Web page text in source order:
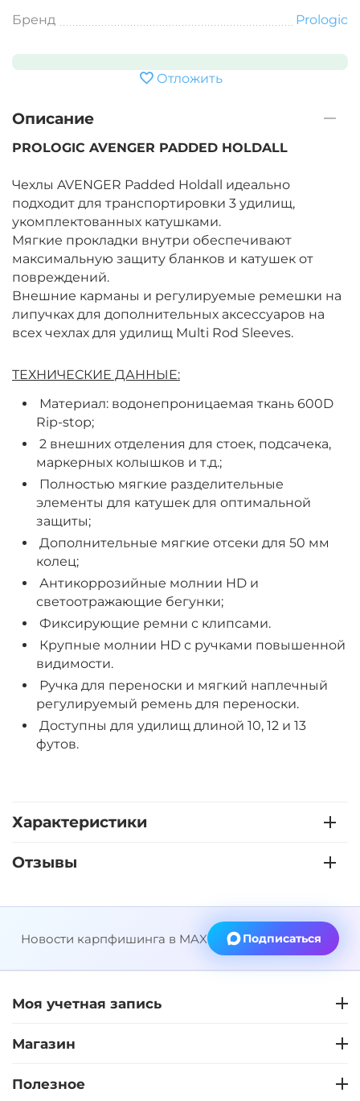
Бренд
Prologic
Отложить
Описание
PROLOGIC AVENGER PADDED HOLDALL
Чехлы AVENGER Padded Holdall идеально
подходит для транспортировки 3 удилищ,
укомплектованных катушками.
Мягкие прокладки внутри обеспечивают
максимальную защиту бланков и катушек от
повреждений.
Внешние карманы и регулируемые ремешки на
липучках для дополнительных аксессуаров на
всех чехлах для удилищ Multi Rod Sleeves.
ТЕХНИЧЕСКИЕ ДАННЫЕ:
Материал: водонепроницаемая ткань 600D
Rip-stop;
2 внешних отделения для стоек, подсачека,
маркерных колышков и т.д.;
Полностью мягкие разделительные
элементы для катушек для оптимальной
защиты;
Дополнительные мягкие отсеки для 50 мм
колец;
Антикоррозийные молнии HD и
светоотражающие бегунки;
Фиксирующие ремни с клипсами.
Крупные молнии HD с ручками повышенной
видимости.
Ручка для переноски и мягкий наплечный
регулируемый ремень для переноски.
Доступны для удилищ длиной 10, 12 и 13
футов.
Характеристики
Отзывы
Новости карпфишинга в MAX Подписаться
Моя учетная запись
Магазин
Полезное